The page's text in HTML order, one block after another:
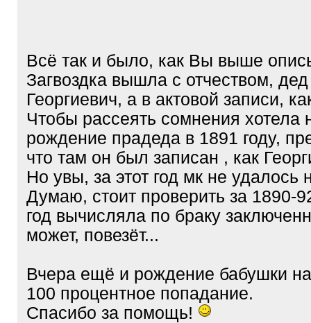
Всё так и было, как Вы выше
Загвоздка вышла с отчеством,
Георгиевич, а в актовой записи,
Чтобы рассеять сомнения хотела
рождение прадеда в 1891 году,
что там он был записан , как
Но увы, за этот год мк не удалось
Думаю, стоит проверить за 1890-
год вычисляла по браку
может, повезёт...
Вчера ещё и рождение бабушки
100 процентное попадание.
Спасибо за помощь!